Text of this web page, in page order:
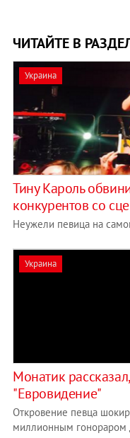
ЧИТАЙТЕ В
Украина
Тину Кароль
конкурентов со
Неужели певица на
Украина
Монатик
"Евровидение"
Откровение певца
миллионным